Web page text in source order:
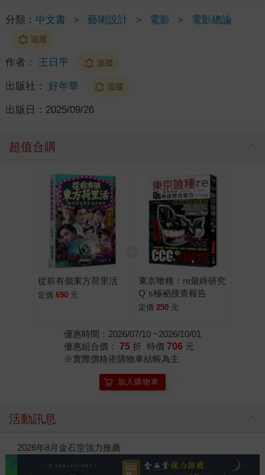
分類： 中文書 ＞ 藝術設計 ＞ 電影 ＞ 電影總論
追蹤
作者： 王日平 追蹤
出版社： 好年華 追蹤
出版日： 2025/09/26
超值合購
從前有個東方荷里活
定價 690 元
東京喰種：re最終研究
Q`s極祕搜查報告
定價 250 元
優惠時間：2026/07/10 ~2026/10/01
優惠組合價： 75 折 特價 706 元
※實際價格依購物車結帳為主
加入購物車
活動訊息
讀漫遊錄-2026上半年暢銷榜